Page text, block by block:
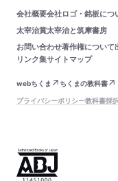
会社概要会社ロゴ・銘板につ
太宰治賞太宰治と筑摩書房
お問い合わせ著作権について
リンク集サイトマップ
webちくま
ちくまの教科書
プライバシーポリシー教科書採